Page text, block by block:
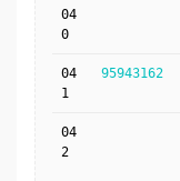
04
0
04
1
95943162
04
2